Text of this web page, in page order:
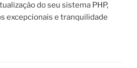
do seu sistema PHP,
excepcionais e tranquilidade